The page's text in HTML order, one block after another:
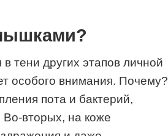
тени других этапов личной
особого внимания. Почему?
пота и бактерий,
Во-вторых, на коже